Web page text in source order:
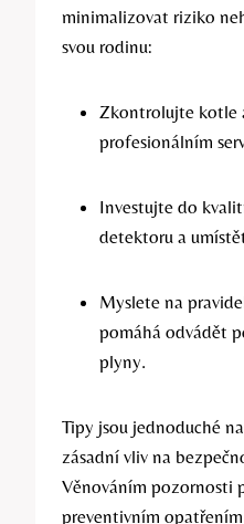
minimalizovat riziko
svou rodinu:
Zkontrolujte kotle
profesionálním
Investujte do
detektoru a
Myslete na
pomáhá odvádět
plyny.
Tipy jsou jednoduché
zásadní vliv na
Věnováním pozornosti
preventivním